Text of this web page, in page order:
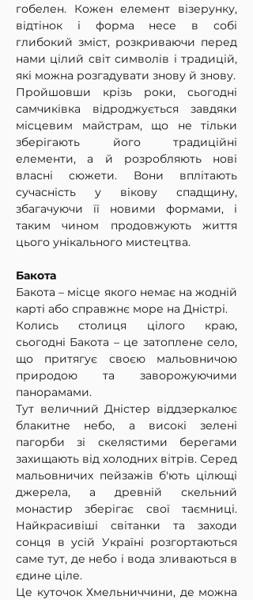
гобелен. Кожен елемент візерунку,
відтінок і форма несе в собі
глибокий зміст, розкриваючи перед
нами цілий світ символів і традицій,
які можна розгадувати знову й знову.
Пройшовши крізь роки, сьогодні
самчиківка відроджується завдяки
місцевим майстрам, що не тільки
зберігають його традиційні
елементи, а й розробляють нові
власні сюжети. Вони вплітають
сучасність у вікову спадщину,
збагачуючи її новими формами, і
таким чином продовжують життя
цього унікального мистецтва.
Бакота
Бакота – місце якого немає на жодній
карті або справжнє море на Дністрі.
Колись столиця цілого краю,
сьогодні Бакота – це затоплене село,
що притягує своєю мальовничою
природою та заворожуючими
панорамами.
Тут величний Дністер віддзеркалює
блакитне небо, а високі зелені
пагорби зі скелястими берегами
захищають від холодних вітрів. Серед
мальовничих пейзажів б'ють цілющі
джерела, а древній скельний
монастир зберігає свої таємниці.
Найкрасивіші світанки та заходи
сонця в усій Україні розгортаються
саме тут, де небо і вода зливаються в
єдине ціле.
Це куточок Хмельниччини, де можна